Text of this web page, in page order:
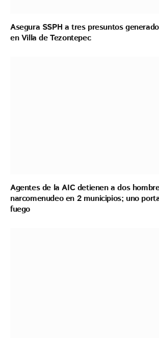
Asegura SSPH a tres presuntos
en Villa de Tezontepec
Agentes de la AIC detienen a dos
narcomenudeo en 2 municipios; uno
fuego